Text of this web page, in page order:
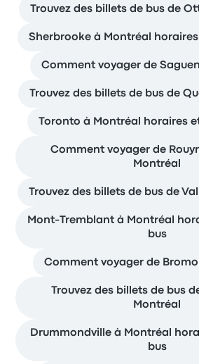
Trouvez des billets de bus de
Sherbrooke à Montréal
Comment voyager de
Trouvez des billets de bus de
Toronto à Montréal horaires
Comment voyager de
Montréal
Trouvez des billets de bus de
Mont-Tremblant à Montréal
bus
Comment voyager de
Trouvez des billets de bus
Montréal
Drummondville à Montréal
bus